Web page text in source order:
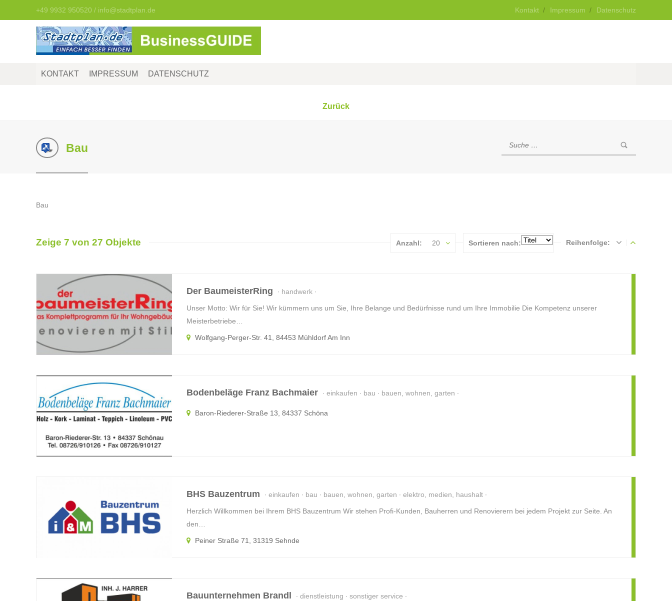
+49 9932 950520 / info@stadtplan.de Kontakt Impressum Datenschutz
KONTAKT IMPRESSUM DATENSCHUTZ
Zurück
Bau
Bau
Zeige 7 von 27 Objekte Anzahl: 20 Sortieren nach: Reihenfolge:
Der BaumeisterRing handwerk
Unser Motto: Wir für Sie! Wir kümmern uns um Sie, Ihre Belange und Bedürfnisse rund um Ihre Immobilie Die Kompetenz unserer
Meisterbetriebe…
Wolfgang-Perger-Str. 41, 84453 Mühldorf Am Inn
Bodenbeläge Franz Bachmaier einkaufen bau bauen, wohnen, garten
Baron-Riederer-Straße 13, 84337 Schöna
BHS Bauzentrum einkaufen bau bauen, wohnen, garten elektro, medien, haushalt
Herzlich Willkommen bei Ihrem BHS Bauzentrum Wir stehen Profi-Kunden, Bauherren und Renovierern bei jedem Projekt zur Seite. An
den…
Peiner Straße 71, 31319 Sehnde
Bauunternehmen Brandl dienstleistung sonstiger service